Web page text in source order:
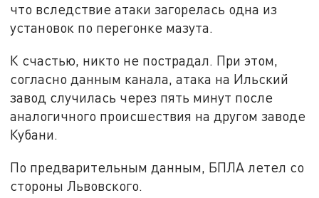
что вследствие атаки загорелась одна из
установок по перегонке мазута.
К счастью, никто не пострадал. При этом,
согласно данным канала, атака на Ильский
завод случилась через пять минут после
аналогичного происшествия на другом заводе
Кубани.
По предварительным данным, БПЛА летел со
стороны Львовского.